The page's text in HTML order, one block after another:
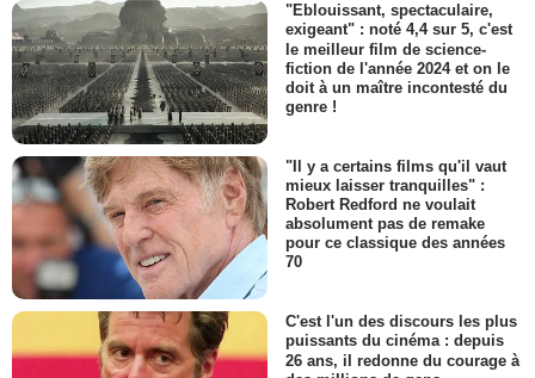
"Eblouissant, spectaculaire,
exigeant" : noté 4,4 sur 5, c'est
le meilleur film de science-
fiction de l'année 2024 et on le
doit à un maître incontesté du
genre !
"Il y a certains films qu'il vaut
mieux laisser tranquilles" :
Robert Redford ne voulait
absolument pas de remake
pour ce classique des années
70
C'est l'un des discours les plus
puissants du cinéma : depuis
26 ans, il redonne du courage à